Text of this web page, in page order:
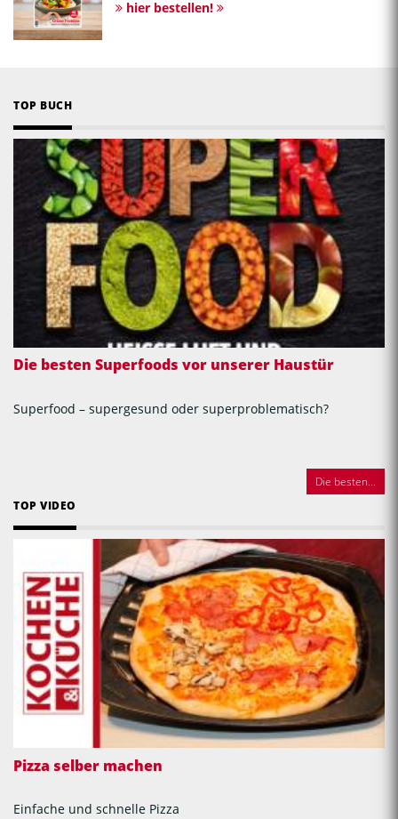
hier bestellen!
TOP BUCH
Die besten Superfoods vor unserer Haustür
Superfood – supergesund oder superproblematisch?
Die besten...
TOP VIDEO
Pizza selber machen
Einfache und schnelle Pizza